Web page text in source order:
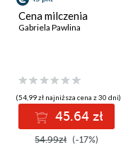
Cena milczenia
Gabriela Pawlina
(54,99 zł najniższa cena z 30 dni)
45.64 zł
54.99zł (-17%)